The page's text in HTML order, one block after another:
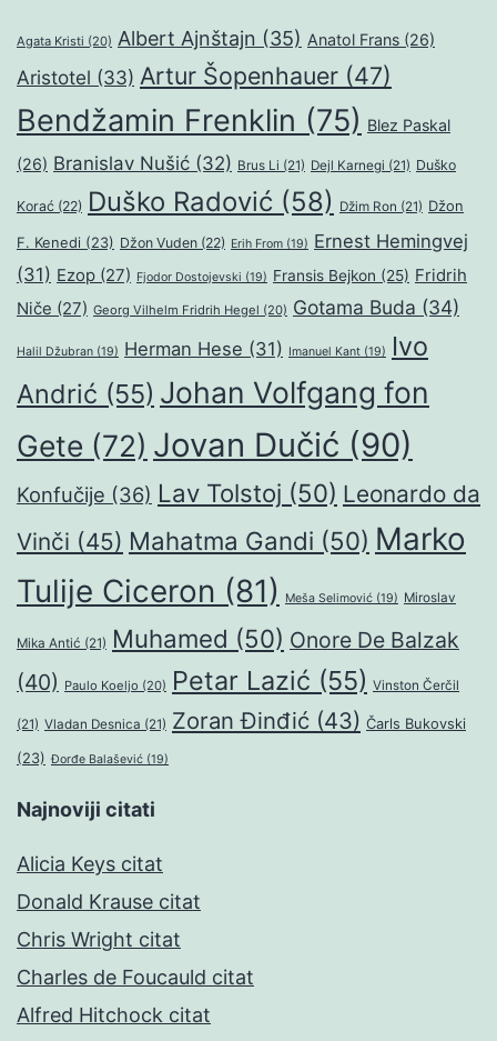
Agata Kristi (20) Albert Ajnštajn (35) Anatol Frans (26)
Aristotel (33) Artur Šopenhauer (47)
Bendžamin Frenklin (75) Blez Paskal
(26) Branislav Nušić (32) Brus Li (21) Dejl Karnegi (21) Duško
Korać (22) Duško Radović (58) Džim Ron (21) Džon
F. Kenedi (23) Džon Vuden (22) Erih From (19) Ernest Hemingvej
(31) Ezop (27) Fjodor Dostojevski (19) Fransis Bejkon (25) Fridrih
Niče (27) Georg Vilhelm Fridrih Hegel (20) Gotama Buda (34)
Halil Džubran (19) Herman Hese (31) Imanuel Kant (19)
Ivo
Andrić (55) Johan Volfgang fon
Gete (72) Jovan Dučić (90)
Konfučije (36) Lav Tolstoj (50) Leonardo da
Vinči (45) Mahatma Gandi (50) Marko
Tulije Ciceron (81) Meša Selimović (19) Miroslav
Mika Antić (21) Muhamed (50) Onore De Balzak
(40) Paulo Koeljo (20) Petar Lazić (55) Vinston Čerčil
(21) Vladan Desnica (21) Zoran Đinđić (43) Čarls Bukovski
(23) Đorđe Balašević (19)
Najnoviji citati
Alicia Keys citat
Donald Krause citat
Chris Wright citat
Charles de Foucauld citat
Alfred Hitchock citat